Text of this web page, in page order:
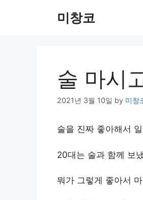
미창코
술 마시
2021년 3월 10일 by 미창
술을 진짜 좋아해서
20대는 술과 함께 보
뭐가 그렇게 좋아서